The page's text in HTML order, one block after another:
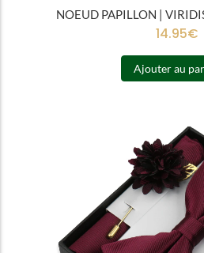
NOEUD PAPILLON |
14.95€
Ajouter au